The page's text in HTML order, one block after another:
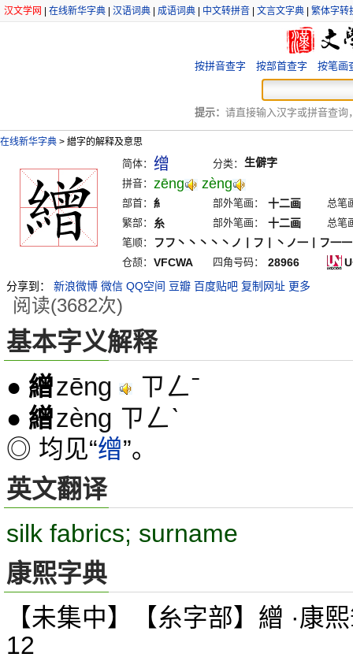
汉文学网 在线新华字典 汉语词典 成语词典 中文转拼音 文言文字典 繁体字转
按拼音查字 按部首查字 按笔画
提示： 请直接输入汉字或拼音查询
在线新华字典 > 繒字的解释及意思
简体： 缯 分类： 生僻字
拼音： zēng zèng
部首： 糹 部外笔画： 十二画
总笔
繁部：
糸 部外笔画： 十二画
总笔
笔顺：
フフ丶丶丶丶丶ノ丨フ丨丶ノ一丨フ一一
仓颉： VFCWA 四角号码： 28966
分享到：
新浪微博 微信 QQ空间 豆瓣 百度贴吧 复制网址 更多
阅读(3682次)
基本字义解释
● 繒zēng ㄗㄥˉ
● 繒zèng ㄗㄥˋ
◎ 均见“缯”。
英文翻译
silk fabrics; surname
康熙字典
【未集中】【糸字部】繒 ·康
12